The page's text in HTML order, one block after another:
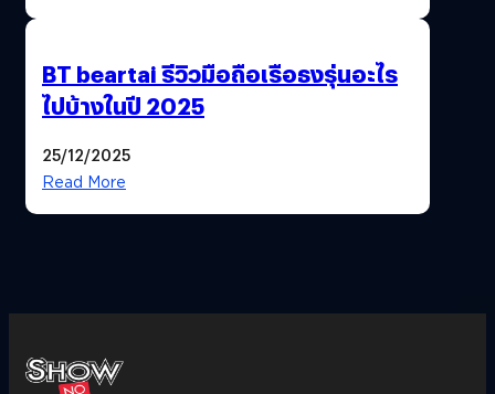
BT beartai รีวิวมือถือเรือธงรุ่นอะไร
ไปบ้างในปี 2025
25/12/2025
Read More